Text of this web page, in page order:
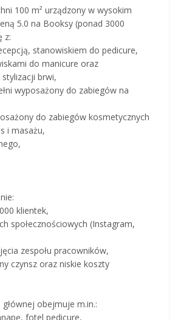
100 m² urządzony w wysokim
5.0 na Booksy (ponad 3000
z:
stanowiskiem do pedicure,
do manicure oraz
brwi,
wyposażony do zabiegów na
do zabiegów kosmetycznych
i masażu,
klientek,
społecznościowych (Instagram,
zespołu pracowników,
czynsz oraz niskie koszty
obejmuje m.in.:
fotel pedicure,